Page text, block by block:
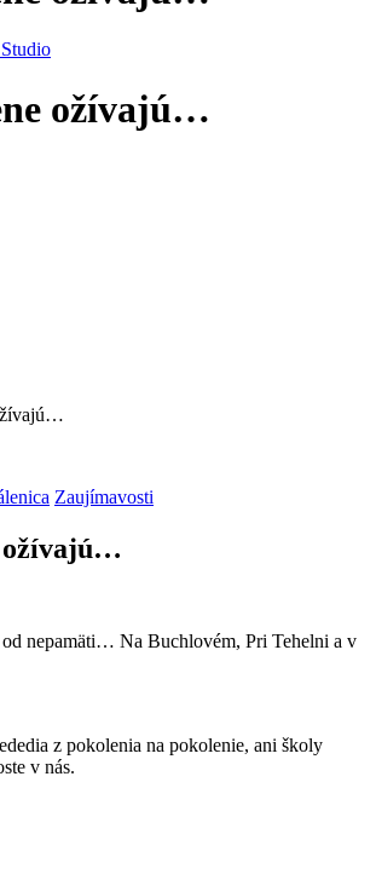
ožívajú…
Zaujímavosti
ožívajú…
nepamäti… Na Buchlovém, Pri Tehelni a v
z pokolenia na pokolenie, ani školy
v nás.